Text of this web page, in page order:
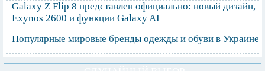
Galaxy Z Flip 8 представлен официально: новый дизайн,
Exynos 2600 и функции Galaxy AI
Популярные мировые бренды одежды и обуви в Украине